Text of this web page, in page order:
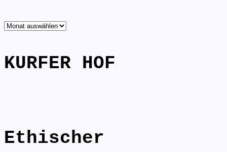
TRÜFFELSUCHE
KURFER HOF
Ethischer